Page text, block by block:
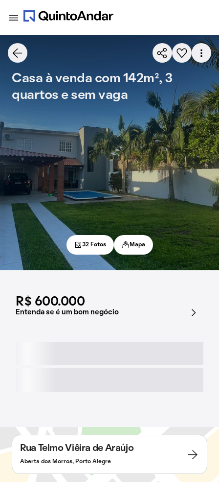
R$ 600.000
Entenda se é um bom negócio
Casa à venda com 142m², 3
quartos e sem vaga
32 Fotos Mapa
Rua Telmo Viêira de Araújo
Aberta dos Morros, Porto Alegre